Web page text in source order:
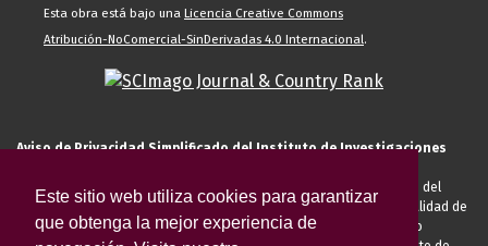
Este sitio web utiliza cookies para garantizar
que obtenga la mejor experiencia de
Esta obra está bajo una Licencia Creative Commons
Atribución-NoComercial-SinDerivadas 4.0 Internacional.
Aviso de Privacidad Simplificado del Instituto de Investigaciones
El Instituto de Investigaciones Estéticas de la UNAM, es responsable del
tratamiento de sus datos personales para el registro de usted en calidad de
alumno, docente, personal de la entidad académica, conferencista o